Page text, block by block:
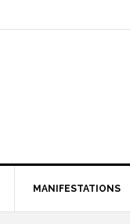
MANIFESTATIONS